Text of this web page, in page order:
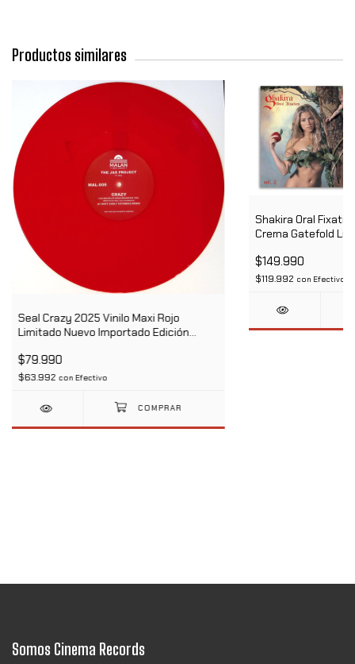
Productos similares
Seal Crazy 2025 Vinilo Maxi Rojo
Limitado Nuevo Importado Edición
$79.990
$63.992 con Efectivo
Shakira Oral
Crema Gatefold
$149.990
$119.992 con Efectivo
Somos Cinema Records